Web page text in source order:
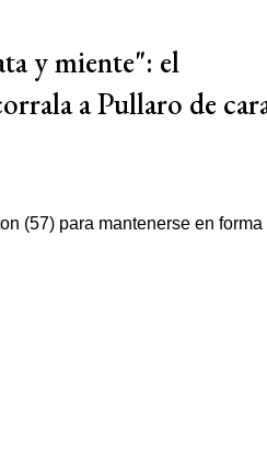
y miente": el
a Pullaro de